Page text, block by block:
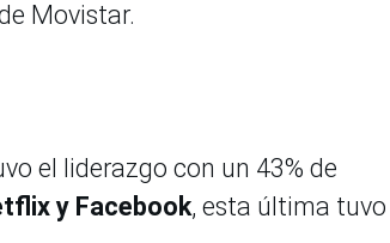
Movistar.
el liderazgo con un 43% de
y Facebook, esta última tuvo